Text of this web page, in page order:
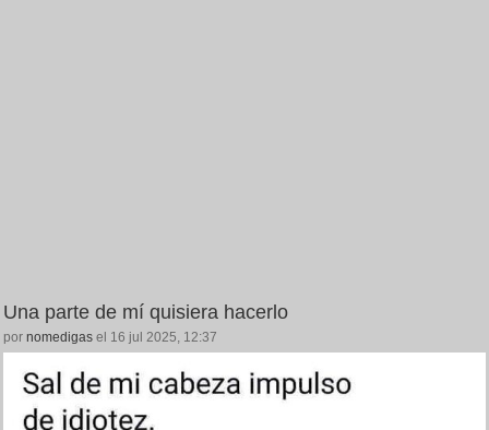
Una parte de mí quisiera hacerlo
por nomedigas el 16 jul 2025, 12:37